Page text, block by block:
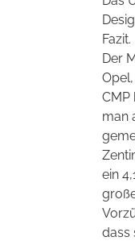
Fazit.
Der
CMP
man
ein
dass